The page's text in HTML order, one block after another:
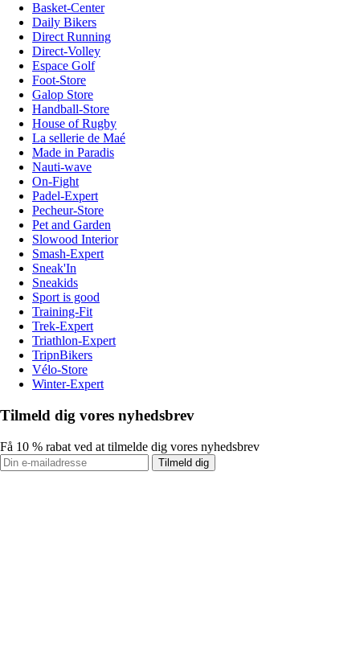
Basket-Center
Daily Bikers
Direct Running
Direct-Volley
Espace Golf
Foot-Store
Galop Store
Handball-Store
House of Rugby
La sellerie de Maé
Made in Paradis
Nauti-wave
On-Fight
Padel-Expert
Pecheur-Store
Pet and Garden
Slowood Interior
Smash-Expert
Sneak'In
Sneakids
Sport is good
Training-Fit
Trek-Expert
Triathlon-Expert
TripnBikers
Vélo-Store
Winter-Expert
Tilmeld dig vores nyhedsbrev
Få 10 % rabat ved at tilmelde dig vores nyhedsbrev
Tilmeld dig